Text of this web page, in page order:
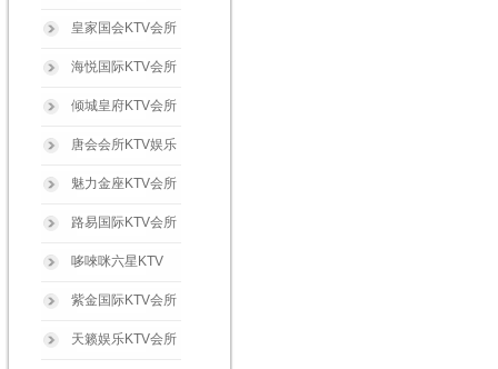
皇家国会KTV会所
海悦国际KTV会所
倾城皇府KTV会所
唐会会所KTV娱乐
魅力金座KTV会所
路易国际KTV会所
哆唻咪六星KTV
紫金国际KTV会所
天籁娱乐KTV会所